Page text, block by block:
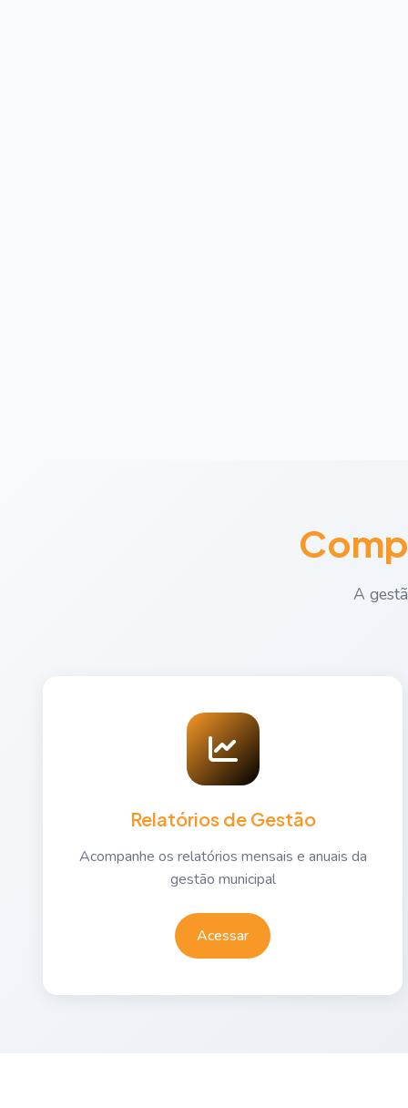
A
Relatórios de Gestão
Acompanhe os relatórios mensais e anuais da
gestão municipal
Acessar